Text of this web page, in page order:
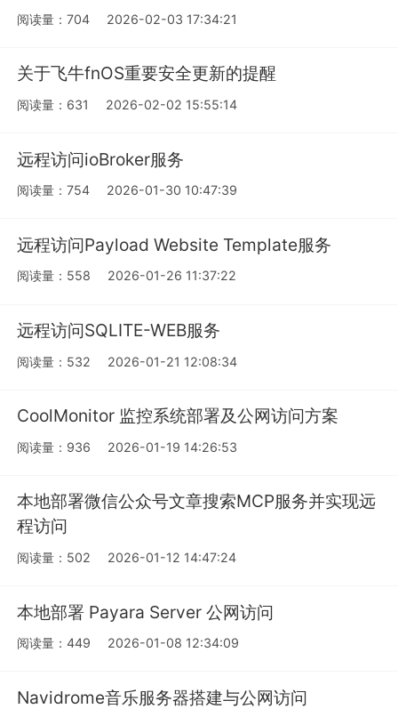
阅读量：704 2026-02-03 17:34:21
关于飞牛fnOS重要安全更新的提醒
阅读量：631 2026-02-02 15:55:14
远程访问ioBroker服务
阅读量：754 2026-01-30 10:47:39
远程访问Payload Website Template服务
阅读量：558 2026-01-26 11:37:22
远程访问SQLITE-WEB服务
阅读量：532 2026-01-21 12:08:34
CoolMonitor 监控系统部署及公网访问方案
阅读量：936 2026-01-19 14:26:53
本地部署微信公众号文章搜索MCP服务并实现远
程访问
阅读量：502 2026-01-12 14:47:24
本地部署 Payara Server 公网访问
阅读量：449 2026-01-08 12:34:09
Navidrome音乐服务器搭建与公网访问